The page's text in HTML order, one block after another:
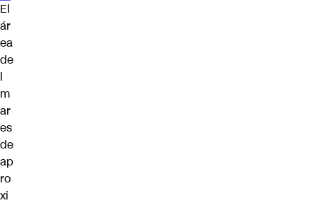
El
ár
ea
de
l
m
ar
es
de
ap
ro
xi